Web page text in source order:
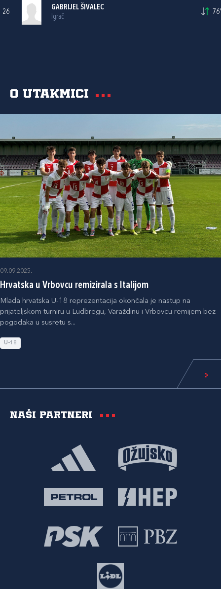
26
GABRIJEL ŠIVALEC
Igrač
76'
O utakmici
09.09.2025.
Hrvatska u Vrbovcu remizirala s Italijom
Mlada hrvatska U-18 reprezentacija okončala je nastup na
prijateljskom turniru u Ludbregu, Varaždinu i Vrbovcu remijem bez
pogodaka u susretu s...
U-18
Naši partneri